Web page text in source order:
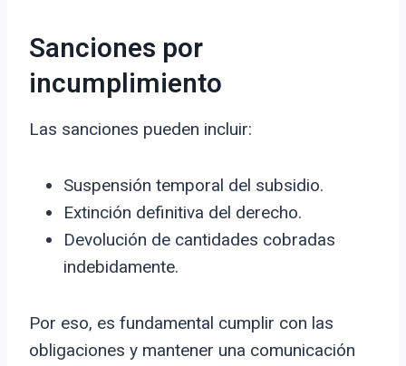
Sanciones por
incumplimiento
Las sanciones pueden incluir:
Suspensión temporal del subsidio.
Extinción definitiva del derecho.
Devolución de cantidades cobradas
indebidamente.
Por eso, es fundamental cumplir con las
obligaciones y mantener una comunicación